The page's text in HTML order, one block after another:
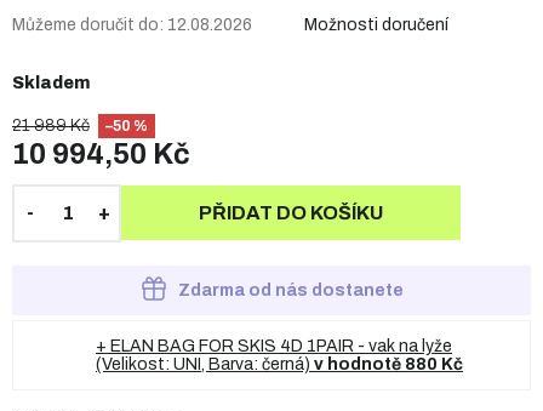
21 989 Kč –50 %
10 994,50 Kč
Skladem
Můžeme doručit do: 12.08.2026 Možnosti doručení
PŘIDAT DO KOŠÍKU
Zdarma od nás dostanete
+ ELAN BAG FOR SKIS 4D 1PAIR - vak na lyže
(Velikost: UNI, Barva: černá) v hodnotě 880 Kč